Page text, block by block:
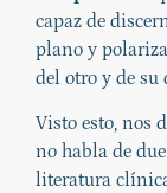
capaz de
plano y
del otro y de su
Visto esto, nos
no habla de
literatura